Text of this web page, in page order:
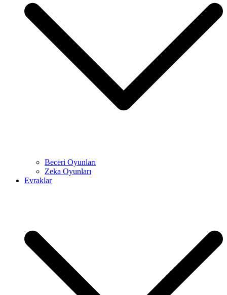
Beceri Oyunları
Zeka Oyunları
Evraklar